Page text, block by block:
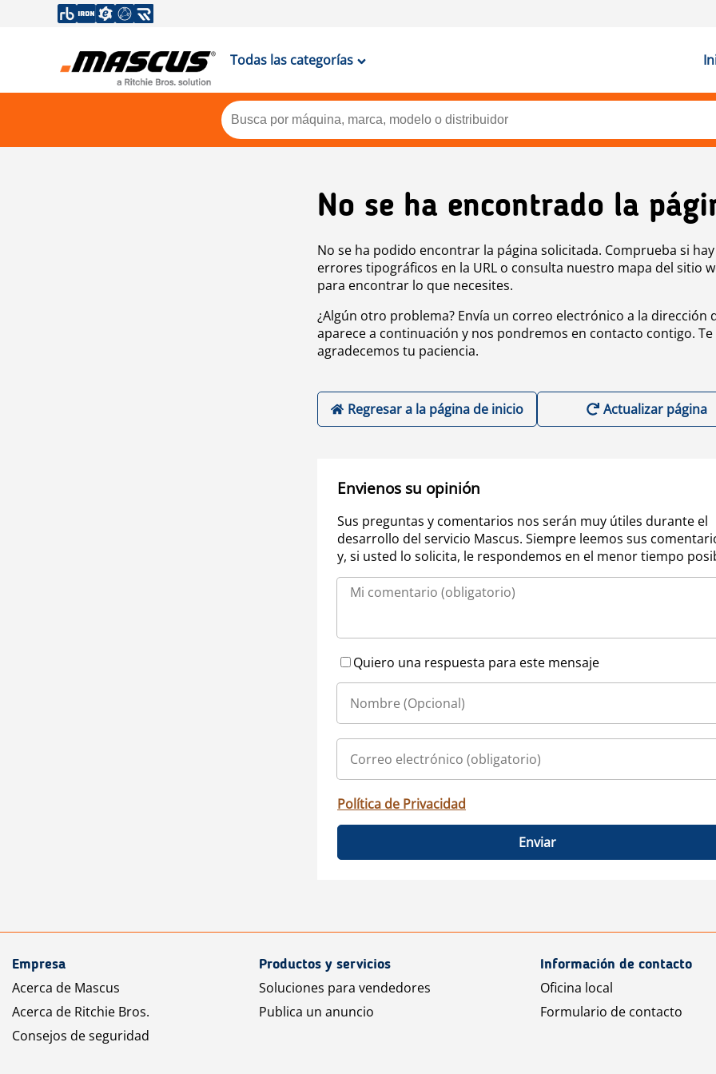
Todas las categorías
No se ha encontrado la
No se ha podido encontrar la página solicitada. Comprueba si hay
errores tipográficos en la URL o consulta nuestro mapa del sitio
para encontrar lo que necesites.
¿Algún otro problema? Envía un correo electrónico a la dirección
aparece a continuación y nos pondremos en contacto contigo. Te
agradecemos tu paciencia.
Regresar a la página de inicio Actualizar página
Envienos su opinión
Sus preguntas y comentarios nos serán muy útiles durante el
desarrollo del servicio Mascus. Siempre leemos sus
y, si usted lo solicita, le respondemos en el menor tiempo
Quiero una respuesta para este mensaje
Política de Privacidad
Enviar
Empresa
Acerca de Mascus
Acerca de Ritchie Bros.
Consejos de seguridad
Productos y servicios
Soluciones para vendedores
Publica un anuncio
Información de contacto
Oficina local
Formulario de contacto